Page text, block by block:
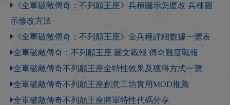
《全軍破敵傳奇：不列顛王座》兵種圖示怎麽改 兵種圖
示修改方法
《全軍破敵傳奇：不列顛王座》全兵種詳細數據一覽表
全軍破敵傳奇：不列顛王座 圖文戰報 傳奇難度戰報
全軍破敵傳奇不列顛王座全特性效果及獲得方式一覽
全軍破敵傳奇不列顛王座創意工坊實用MOD推薦
全軍破敵傳奇不列顛王座將軍特性代碼分享